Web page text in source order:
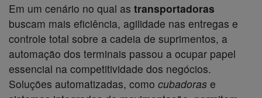
Em um cenário no qual as transportadoras
buscam mais eficiência, agilidade nas entregas e
controle total sobre a cadeia de suprimentos, a
automação dos terminais passou a ocupar papel
essencial na competitividade dos negócios.
Soluções automatizadas, como cubadoras e